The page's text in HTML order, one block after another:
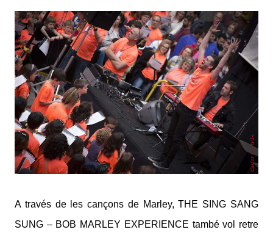
A través de les cançons de Marley, THE SING SANG
SUNG – BOB MARLEY EXPERIENCE també vol retre